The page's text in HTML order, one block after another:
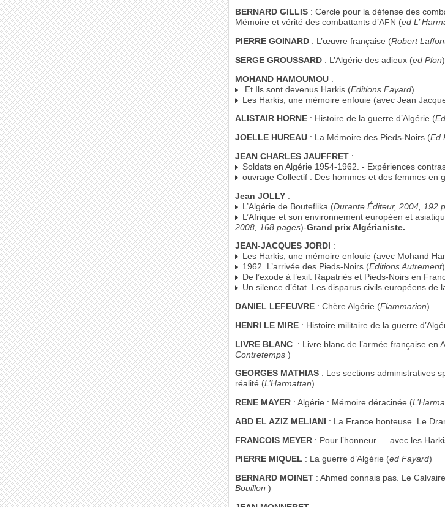
BERNARD GILLIS: Cercle pour la défense des
Mémoire et vérité des combattants d’AFN (ed L’
PIERRE GOINARD: L’œuvre française (Robert
SERGE GROUSSARD: L’Algérie des adieux (ed Plon)
MOHAND HAMOUMOU:
Et Ils sont devenus Harkis (Editions Fayard)
Les Harkis, une mémoire enfouie (avec Jean
ALISTAIR HORNE: Histoire de la guerre d’Algérie (
JOELLE HUREAU: La Mémoire des Pieds-Noirs (Ed
JEAN CHARLES JAUFFRET:
Soldats en Algérie 1954-1962. - Expériences
ouvrage Collectif : Des hommes et des femmes en
Jean JOLLY:
L’Algérie de Bouteflika (Durante Éditeur, 2004, 192
L’Afrique et son environnement européen et
2008, 168 pages)-Grand prix Algérianiste.
JEAN-JACQUES JORDI :
Les Harkis, une mémoire enfouie (avec Mohand
1962. L’arrivée des Pieds-Noirs (Editions Autrement)
De l’exode à l’exil. Rapatriés et Pieds-Noirs en
Un silence d’état. Les disparus civils européens de
DANIEL LEFEUVRE: Chère Algérie (Flammarion)
HENRI LE MIRE: Histoire militaire de la guerre
LIVRE BLANC : Livre blanc de l’armée française en
Contretemps )
GEORGES MATHIAS: Les sections administratives
réalité (L’Harmattan)
RENE MAYER: Algérie : Mémoire déracinée (
ABD EL AZIZ MELIANI : La France honteuse. Le
FRANCOIS MEYER: Pour l’honneur … avec les
PIERRE MIQUEL: La guerre d’Algérie (ed Fayard)
BERNARD MOINET: Ahmed connais pas. Le
Bouillon )